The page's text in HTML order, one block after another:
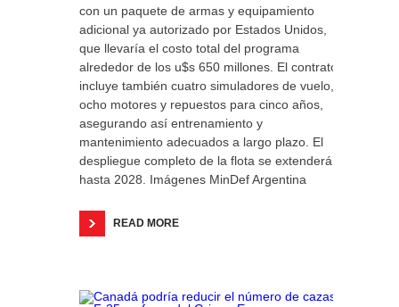
con un paquete de armas y equipamiento
adicional ya autorizado por Estados Unidos,
que llevaría el costo total del programa
alrededor de los u$s 650 millones. El contrato
incluye también cuatro simuladores de vuelo,
ocho motores y repuestos para cinco años,
asegurando así entrenamiento y
mantenimiento adecuados a largo plazo. El
despliegue completo de la flota se extenderá
hasta 2028. Imágenes MinDef Argentina
READ MORE